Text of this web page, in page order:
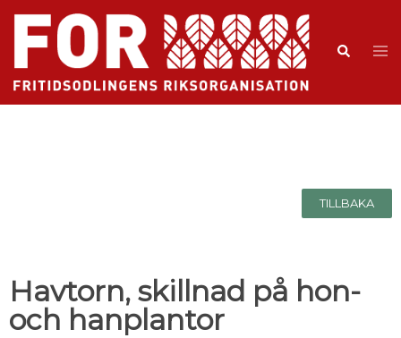
TILLBAKA
Havtorn, skillnad på hon-
och hanplantor